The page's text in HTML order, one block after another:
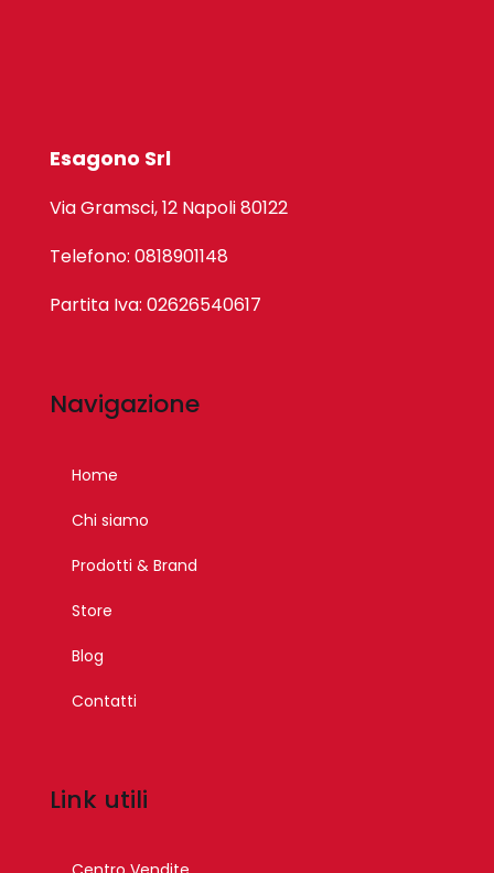
Esagono Srl
Via Gramsci, 12 Napoli 80122
Telefono: 0818901148
Partita Iva: 02626540617
Navigazione
Home
Chi siamo
Prodotti & Brand
Store
Blog
Contatti
Link utili